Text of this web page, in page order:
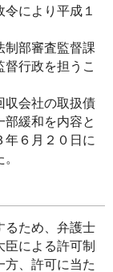
により平成１
部審査監督課
行政を担うこ
会社の取扱債
緩和を内容と
年６月２０日に
ため、弁護士
による許可制
方、許可に当た